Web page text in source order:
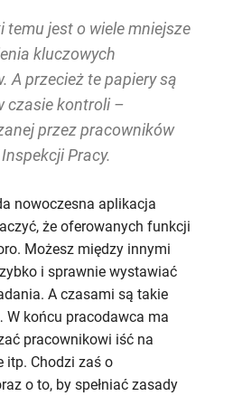
temu jest o wiele mniejsze
kluczowych
A przecież te papiery są
czasie kontroli –
przez pracowników
Pracy.
nowoczesna aplikacja
że oferowanych funkcji
Możesz między innymi
i sprawnie wystawiać
A czasami są takie
W końcu pracodawca ma
pracownikowi iść na
itp. Chodzi zaś o
o to, by spełniać zasady